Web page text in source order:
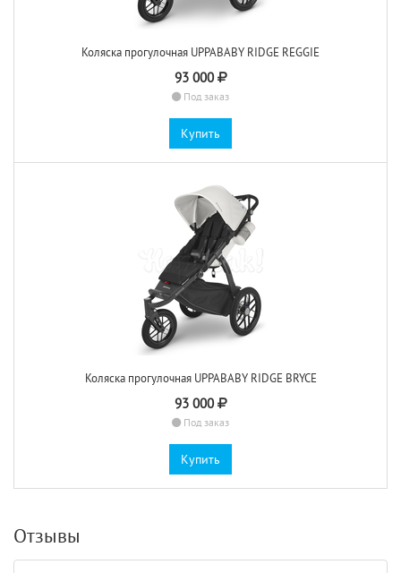
Коляска прогулочная UPPABABY RIDGE REGGIE
93 000
Под заказ
Купить
Коляска прогулочная UPPABABY RIDGE BRYCE
93 000
Под заказ
Купить
Отзывы